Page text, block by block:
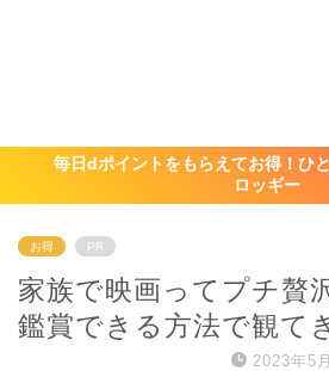
毎日dポイントをもらえてお得！ひ
ロッギー
お得 PR
家族で映画ってプチ贅
鑑賞できる方法で観て
2023年5